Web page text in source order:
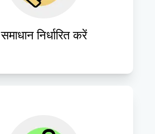
समाधान निर्धारित करें
करें।